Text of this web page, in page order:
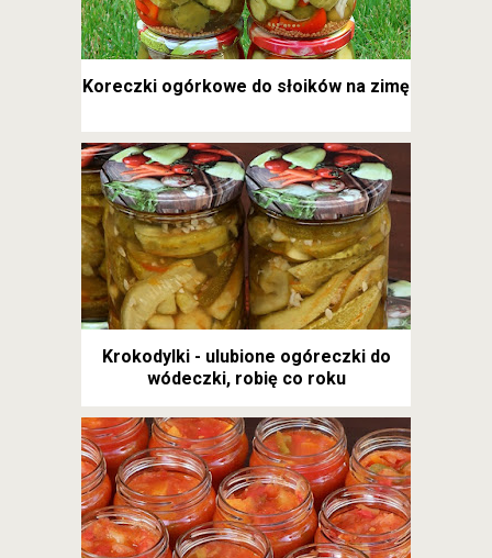
Koreczki ogórkowe do słoików na zimę
Krokodylki - ulubione ogóreczki do
wódeczki, robię co roku